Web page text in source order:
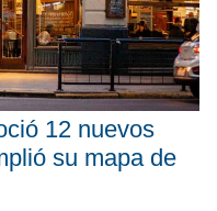
12 nuevos
su mapa de